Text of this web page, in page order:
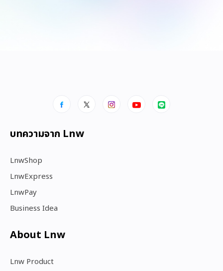
บทความจาก Lnw
LnwShop
LnwExpress
LnwPay
Business Idea
About Lnw​
Lnw Product